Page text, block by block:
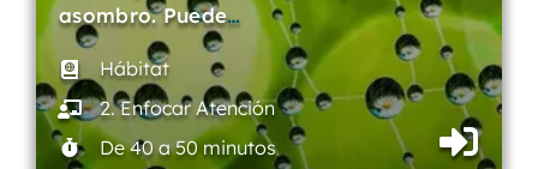
asombro. Puede…
Hábitat
2. Enfocar Atención
De 40 a 50 minutos